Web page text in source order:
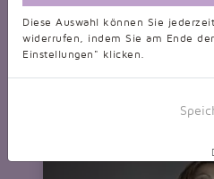
Brautjungfernkleid fuchsia
Diese Auswahl können Sie
widerrufen, indem Sie am Ende
Einstellungen" klicken.